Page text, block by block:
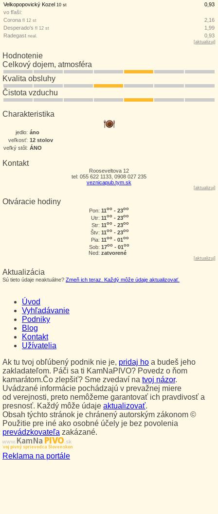
Velkopopovický Kozel 10 st
0,93
vo fľaši:
Corona fl 12 st
2,16
Desperado's fl 12 st
1,99
Radegast neal. 0,93
[aktualizuj]
Hodnotenie
Celkový dojem, atmosféra
Kvalita obsluhy
Čistota vzduchu
Charakteristika
jedlo: áno
veľkosť: 12 stolov
veľký stôl: ÁNO
Kontakt
Rooseveltova 12
tel: 055 622 1133, 0908 027 235
veznicapub.tym.sk
[aktualizuj]
Otváracie hodiny
Pon: 11oo - 23oo
Utr: 11oo - 23oo
Str: 11oo - 23oo
Štv: 11oo - 23oo
Pia: 11oo - 01oo
Sob: 17oo - 01oo
Ned: zatvorené
[aktualizuj]
Aktualizácia
Sú tieto údaje neaktuálne? Zmeň ich teraz. Každý môže údaje aktualizovať.
Úvod
Vyhľadávanie
Podniky
Blog
Kontakt
Užívatelia
Ak tu tvoj obľúbený podnik nie je, pridaj ho a budeš jeho
zakladateľom. Páči sa ti KamNaPIVO? Povedz o ňom
kamarátom.Čo zlepšiť? Sme zvedaví na tvoj názor.
Uvádzané informácie pochádzajú v prevažnej miere
od verejnosti, preto nemôžeme garantovať ich pravdivosť a
presnosť. Každý môže údaje aktualizovať.
Obsah týchto stránok je chránený autorským zákonom ©
Použitie pre iné ako osobné účely je bez povolenia
prevádzkovateľa zakázané.
www.Kam NaPIVO.sk
Tvoj pivný sprievodca Slovenskom
Reklama na portále